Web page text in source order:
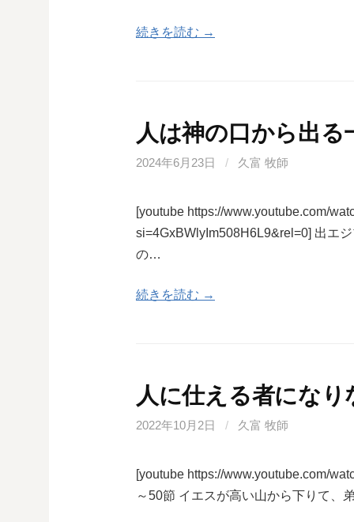
続きを読む →
人は神の口から出
2024年6月23日 / 久富 牧師
[youtube https://www.youtube.com/
si=4GxBWlyIm508H6L9&rel=0] 出エ
の…
続きを読む →
人に仕える者になり
2022年10月2日 / 久富 牧師
[youtube https://www.youtube.com/
～50節 イエスが高い山から下りて、